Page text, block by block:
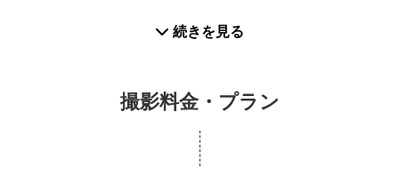
すので楽しい１日を(撮影)過ごせるようにサポート致
撮影が慣れていない方も私とおしゃべりしながらゆ
っくり緊張解していきましょう＾＾
笑顔だけではなくその人のいい部分見つけます！
撮影可能な時もあります！その日のスケジュールで
お待ちしております。
※只今！直接のご依頼、ご相談の方を優先的に予定を
続きを見る
撮影料金・プラン